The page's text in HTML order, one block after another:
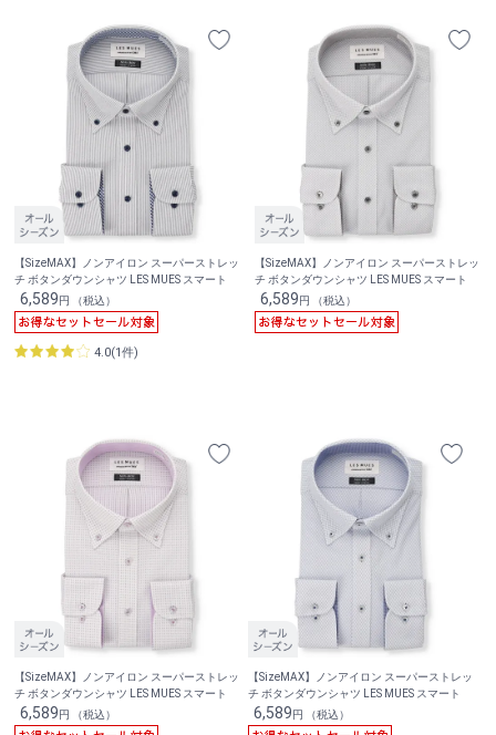
【SizeMAX】ノンアイロン スーパーストレッ
チ ボタンダウンシャツ LES MUES スマート
6,589円 （税込）
4.0(1件)
【SizeMAX】ノンアイロン スーパーストレッ
チ ボタンダウンシャツ LES MUES スマート
6,589円 （税込）
【SizeMAX】ノンアイロン スーパーストレッ
チ ボタンダウンシャツ LES MUES スマート
6,589円 （税込）
【SizeMAX】ノンアイロン スーパーストレッ
チ ボタンダウンシャツ LES MUES スマート
6,589円 （税込）